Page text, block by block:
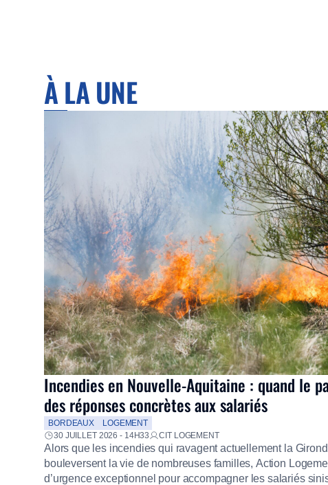
À LA UNE
Incendies en Nouvelle-Aquitaine : quand le
des réponses concrètes aux salariés
BORDEAUX
LOGEMENT
30 JUILLET 2026 - 14H33
CIT LOGEMENT
Alors que les incendies qui ravagent actuellement la
bouleversent la vie de nombreuses familles, Action
d’urgence exceptionnel pour accompagner les salariés